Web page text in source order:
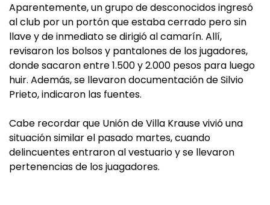
Aparentemente, un grupo de desconocidos ingresó
al club por un portón que estaba cerrado pero sin
llave y de inmediato se dirigió al camarín. Allí,
revisaron los bolsos y pantalones de los jugadores,
donde sacaron entre 1.500 y 2.000 pesos para luego
huir. Además, se llevaron documentación de Silvio
Prieto, indicaron las fuentes.
Cabe recordar que Unión de Villa Krause vivió una
situación similar el pasado martes, cuando
delincuentes entraron al vestuario y se llevaron
pertenencias de los juagadores.